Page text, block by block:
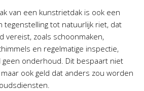
van een kunstrietdak is ook een
tegenstelling tot natuurlijk riet, dat
vereist, zoals schoonmaken,
en regelmatige inspectie,
onderhoud. Dit bespaart niet
ook geld dat anders zou worden